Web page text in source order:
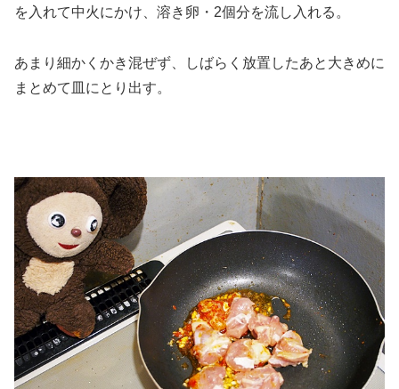
を入れて中火にかけ、溶き卵・2個分を流し入れる。
あまり細かくかき混ぜず、しばらく放置したあと大きめに
まとめて皿にとり出す。